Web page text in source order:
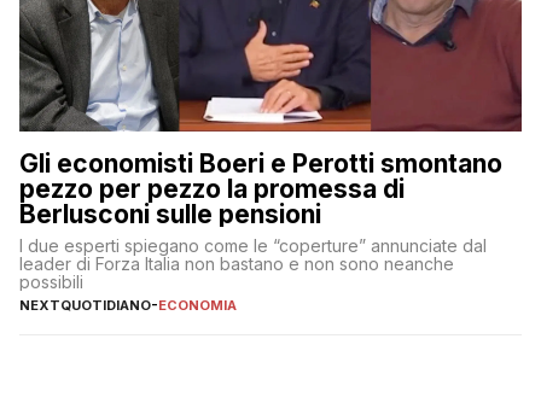
Gli economisti Boeri e Perotti smontano
pezzo per pezzo la promessa di
Berlusconi sulle pensioni
I due esperti spiegano come le “coperture” annunciate dal
leader di Forza Italia non bastano e non sono neanche
possibili
NEXTQUOTIDIANO-ECONOMIA